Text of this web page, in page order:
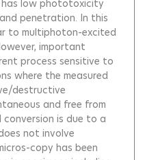
has low phototoxicity
penetration. In this
to multiphoton-excited
important
process sensitive to
where the measured
destructive
and free from
is due to a
not involve
copy has been